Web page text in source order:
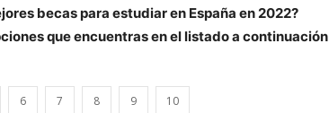
becas para estudiar en España en 2022?
que encuentras en el listado a continuación
6 7 8 9 10